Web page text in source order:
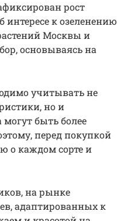
рост
интересе к озеленению
Москвы и
основываясь на
учитывать не
но и
быть более
перед покупкой
о каждом сорте и
на рынке
адаптированных к